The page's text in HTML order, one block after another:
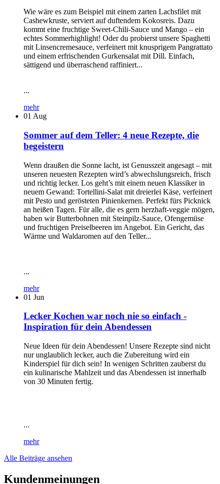
Wie wäre es zum Beispiel mit einem zarten Lachsfilet mit
Cashewkruste, serviert auf duftendem Kokosreis. Dazu
kommt eine fruchtige Sweet-Chili-Sauce und Mango – ein
echtes Sommerhighlight! Oder du probierst unsere Spaghetti
mit Linsencremesauce, verfeinert mit knusprigem Pangrattato
und einem erfrischenden Gurkensalat mit Dill. Einfach,
sättigend und überraschend raffiniert...
...
mehr
01 Aug
Sommer auf dem Teller: 4 neue Rezepte, die
begeistern
Wenn draußen die Sonne lacht, ist Genusszeit angesagt – mit
unseren neuesten Rezepten wird’s abwechslungsreich, frisch
und richtig lecker. Los geht’s mit einem neuen Klassiker in
neuem Gewand: Tortellini-Salat mit dreierlei Käse, verfeinert
mit Pesto und gerösteten Pinienkernen. Perfekt fürs Picknick
an heißen Tagen. Für alle, die es gern herzhaft-veggie mögen,
haben wir Butterbohnen mit Steinpilz-Sauce, Ofengemüse
und fruchtigen Preiselbeeren im Angebot. Ein Gericht, das
Wärme und Waldaromen auf den Teller...
...
mehr
01 Jun
Lecker Kochen war noch nie so einfach -
Inspiration für dein Abendessen
Neue Ideen für dein Abendessen! Unsere Rezepte sind nicht
nur unglaublich lecker, auch die Zubereitung wird ein
Kinderspiel für dich sein! In wenigen Schritten zauberst du
ein kulinarische Mahlzeit und das Abendessen ist innerhalb
von 30 Minuten fertig.
...
mehr
Alle Beiträge ansehen
Kundenmeinungen